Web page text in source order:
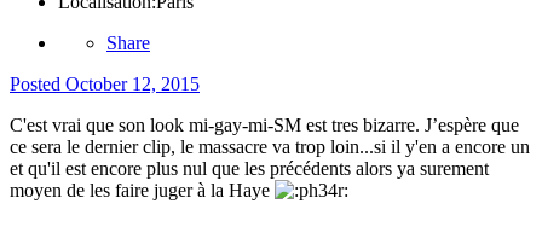
Share
Posted October 12, 2015
C'est vrai que son look mi-gay-mi-SM est tres bizarre. J’espère que
ce sera le dernier clip, le massacre va trop loin...si il y'en a encore un
et qu'il est encore plus nul que les précédents alors ya surement
moyen de les faire juger à la Haye